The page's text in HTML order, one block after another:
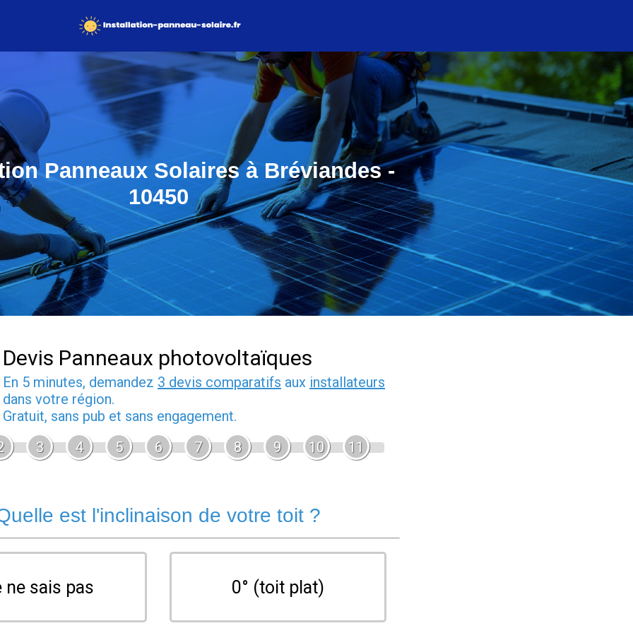
Panneaux Solaires à Bréviandes -
10450
Devis Panneaux photovoltaïques
En 5 minutes, demandez 3 devis comparatifs aux installateurs
dans votre région.
Gratuit, sans pub et sans engagement.
3 4 5 6 7 8 9 10 11
est l'inclinaison de votre toit ?
ne sais pas 0° (toit plat)